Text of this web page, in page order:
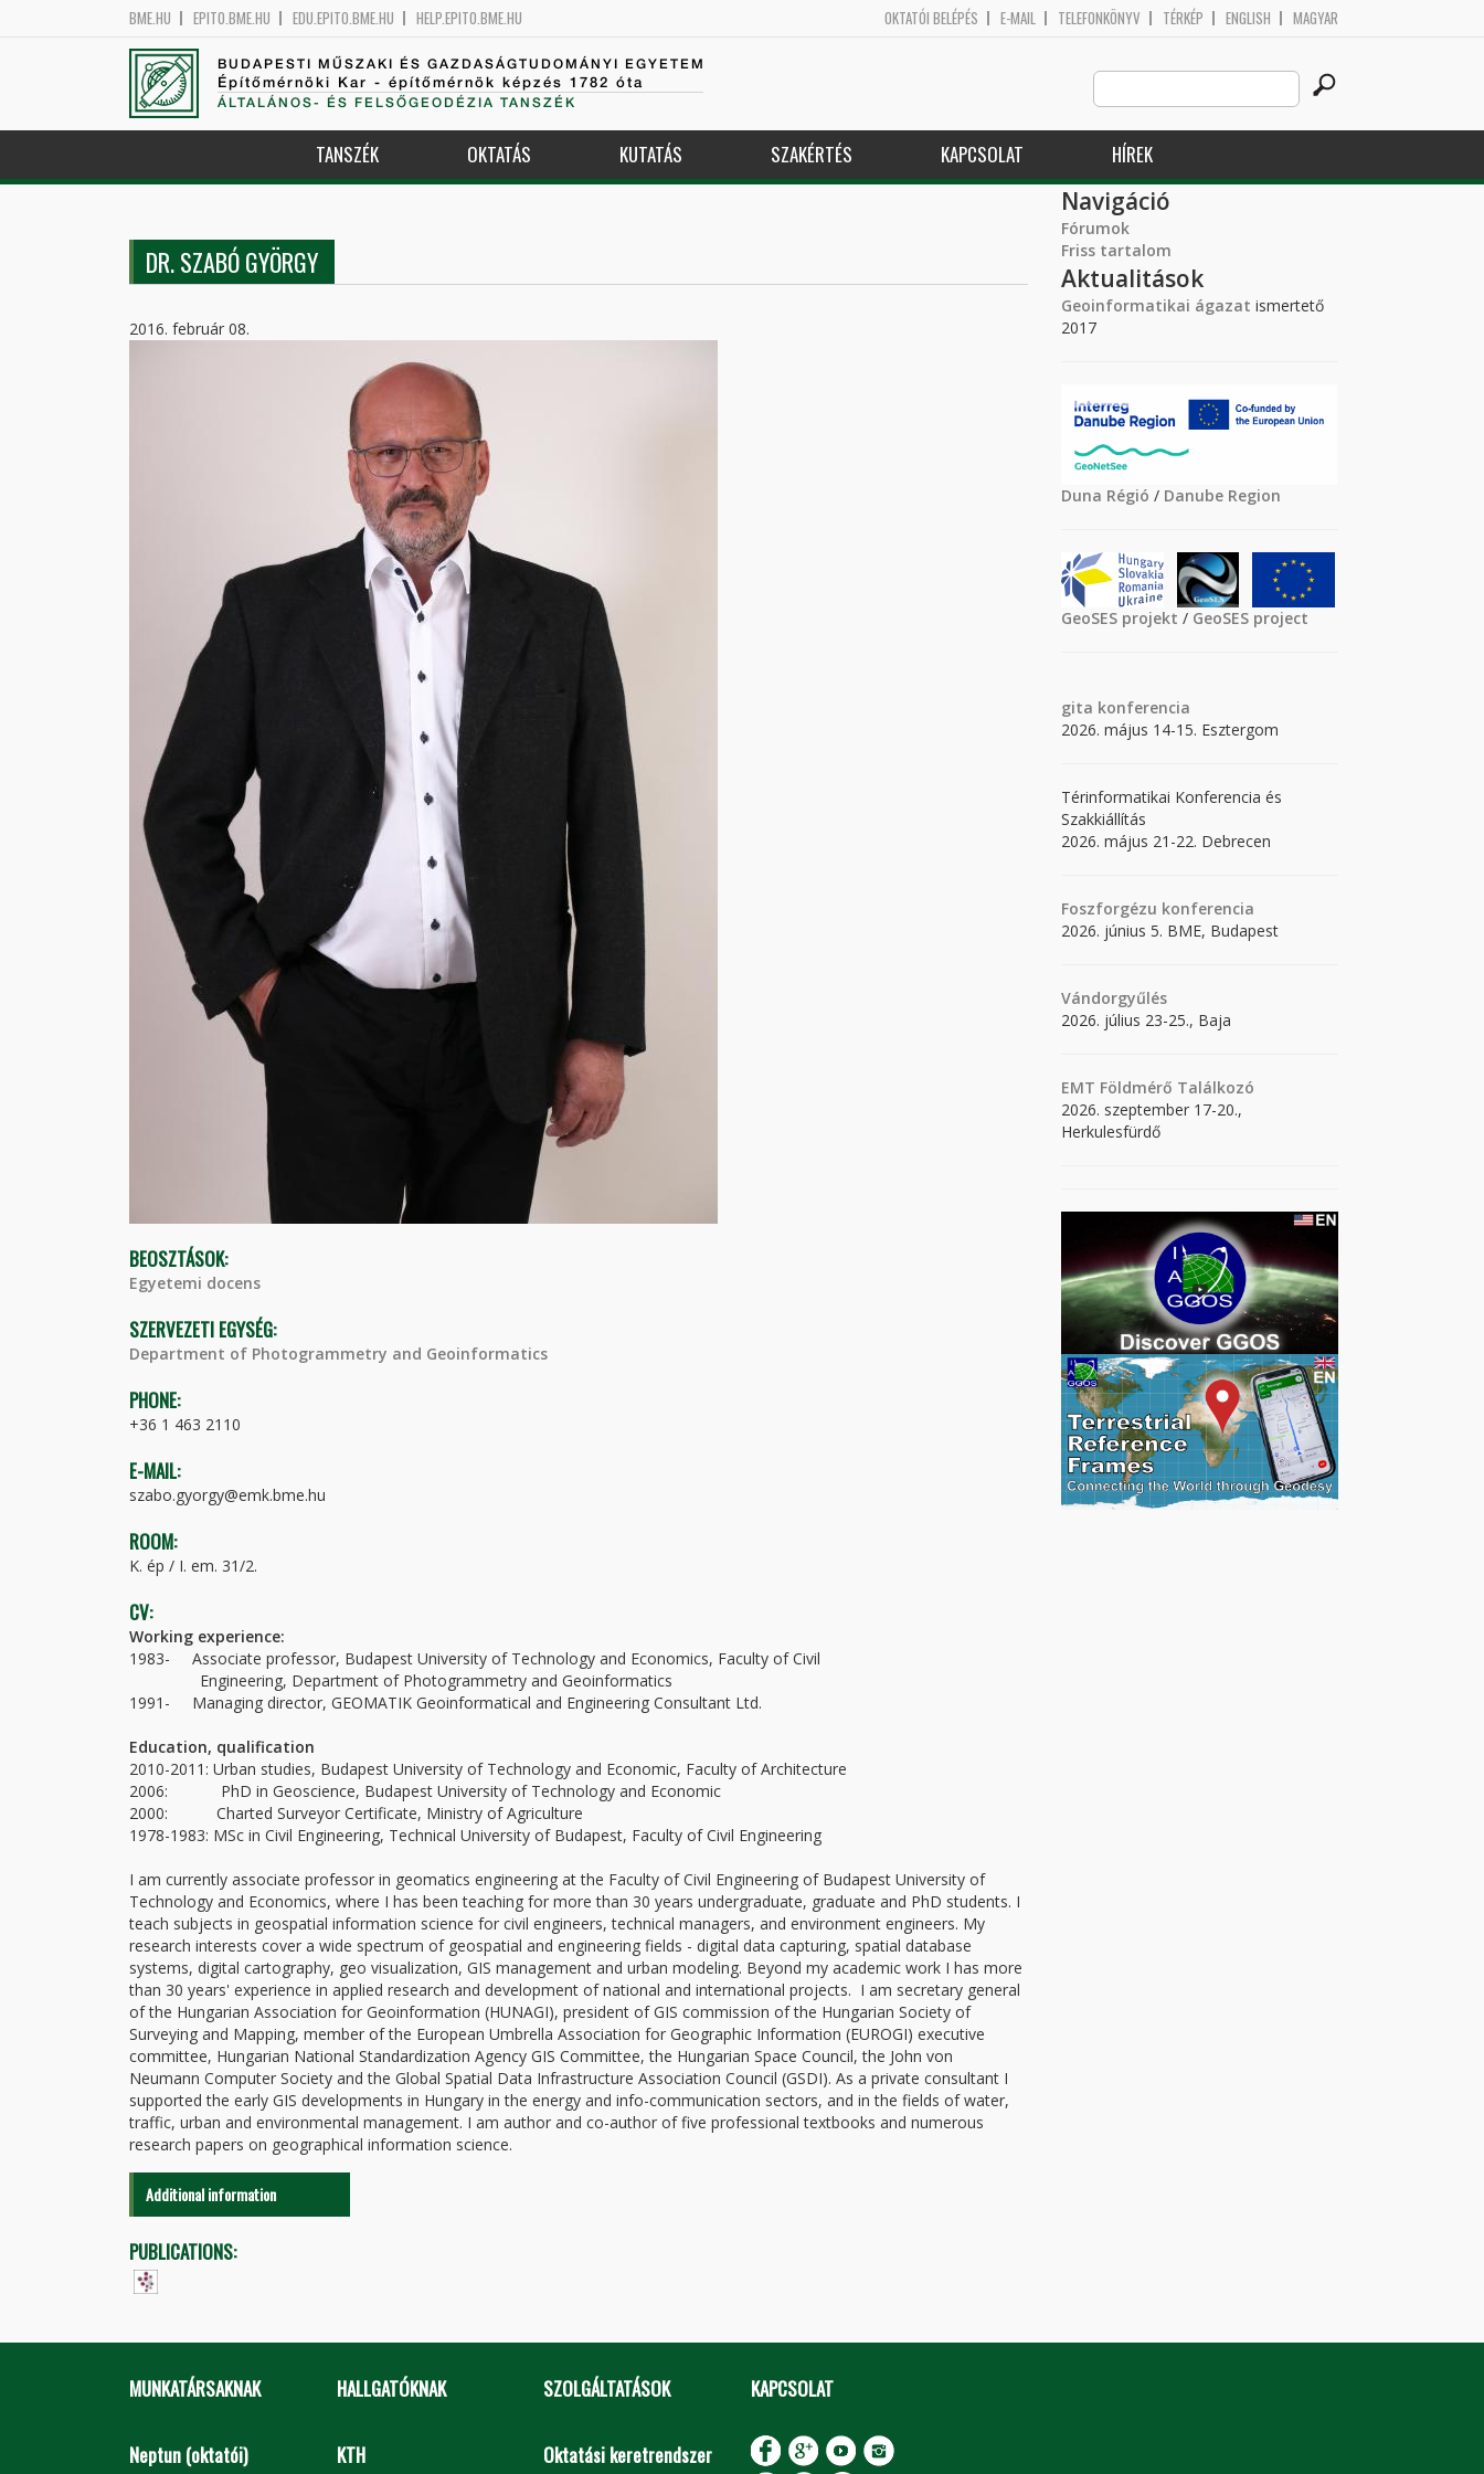
BME.HU EPITO.BME.HU EDU.EPITO.BME.HU HELP.EPITO.BME.HU OKTATÓI BELÉPÉS E-MAIL TELEFONKÖNYV TÉRKÉP ENGLISH MAGYAR
BUDAPESTI MŰSZAKI ÉS GAZDASÁGTUDOMÁNYI EGYETEM
Építőmérnöki Kar - építőmérnök képzés 1782 óta
ÁLTALÁNOS- ÉS FELSŐGEODÉZIA TANSZÉK
Search
this
site
TANSZÉK OKTATÁS KUTATÁS SZAKÉRTÉS KAPCSOLAT HÍREK
DR. SZABÓ GYÖRGY
2016. február 08.
BEOSZTÁSOK:
Egyetemi docens
SZERVEZETI EGYSÉG:
Department of Photogrammetry and Geoinformatics
PHONE:
+36 1 463 2110
E-MAIL:
szabo.gyorgy@emk.bme.hu
ROOM:
K. ép / I. em. 31/2.
CV:
Working experience:
1983- Associate professor, Budapest University of Technology and Economics, Faculty of Civil
Engineering, Department of Photogrammetry and Geoinformatics
1991- Managing director, GEOMATIK Geoinformatical and Engineering Consultant Ltd.
Education, qualification
2010-2011: Urban studies, Budapest University of Technology and Economic, Faculty of Architecture
2006: PhD in Geoscience, Budapest University of Technology and Economic
2000: Charted Surveyor Certificate, Ministry of Agriculture
1978-1983: MSc in Civil Engineering, Technical University of Budapest, Faculty of Civil Engineering
I am currently associate professor in geomatics engineering at the Faculty of Civil Engineering of Budapest University of
Technology and Economics, where I has been teaching for more than 30 years undergraduate, graduate and PhD students. I
teach subjects in geospatial information science for civil engineers, technical managers, and environment engineers. My
research interests cover a wide spectrum of geospatial and engineering fields - digital data capturing, spatial database
systems, digital cartography, geo visualization, GIS management and urban modeling. Beyond my academic work I has more
than 30 years' experience in applied research and development of national and international projects. I am secretary general
of the Hungarian Association for Geoinformation (HUNAGI), president of GIS commission of the Hungarian Society of
Surveying and Mapping, member of the European Umbrella Association for Geographic Information (EUROGI) executive
committee, Hungarian National Standardization Agency GIS Committee, the Hungarian Space Council, the John von
Neumann Computer Society and the Global Spatial Data Infrastructure Association Council (GSDI). As a private consultant I
supported the early GIS developments in Hungary in the energy and info-communication sectors, and in the fields of water,
traffic, urban and environmental management. I am author and co-author of five professional textbooks and numerous
research papers on geographical information science.
Additional information
PUBLICATIONS:
Navigáció
Fórumok
Friss tartalom
Aktualitások
Geoinformatikai ágazat ismertető
2017
Duna Régió / Danube Region
GeoSES projekt / GeoSES project
gita konferencia
2026. május 14-15. Esztergom
Térinformatikai Konferencia és
Szakkiállítás
2026. május 21-22. Debrecen
Foszforgézu konferencia
2026. június 5. BME, Budapest
Vándorgyűlés
2026. július 23-25., Baja
EMT Földmérő Találkozó
2026. szeptember 17-20.,
Herkulesfürdő
MUNKATÁRSAKNAK
Neptun (oktatói)
HALLGATÓKNAK
KTH
SZOLGÁLTATÁSOK
Oktatási keretrendszer
KAPCSOLAT